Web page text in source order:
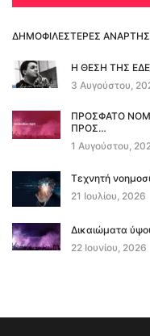
ΔΗΜΟΦΙΛΈΣΤΕΡΕΣ
Η ΘΕΣΗ ΤΗΣ
3 Αυγούστου,
ΠΡΟΣΦΑΤΟ
ΠΡΟΣ…
1 Αυγούστου,
Τεχνητή
21 Ιουλίου, 2026
Δικαιώματα
22 Ιουνίου, 2026